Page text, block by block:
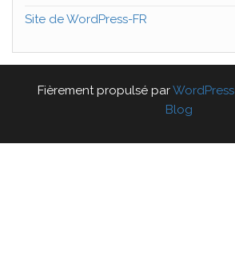
Site de WordPress-FR
Fièrement propulsé parWordPress
Blog